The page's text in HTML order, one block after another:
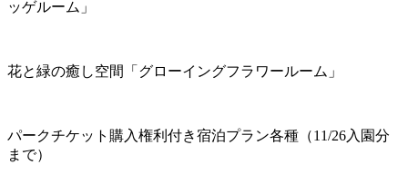
ッゲルーム」
花と緑の癒し空間「グローイングフラワールーム」
パークチケット購入権利付き宿泊プラン各種（11/26入園分
まで）